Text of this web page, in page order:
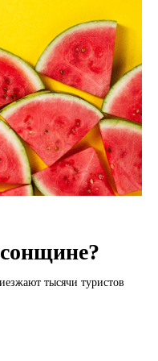
тысячи туристов